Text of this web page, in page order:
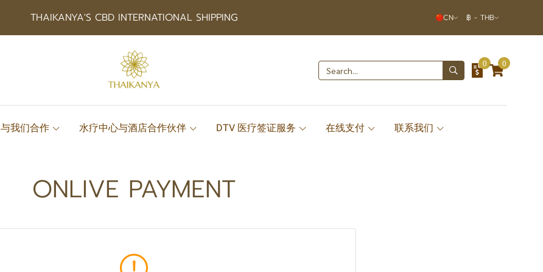
THAIKANYA'S CBD INTERNATIONAL SHIPPING CN ฿ - THB
0 0
与我们合作 水疗中心与酒店合作伙伴 DTV 医疗签证服务 在线支付 联系我们
ONLIVE PAYMENT